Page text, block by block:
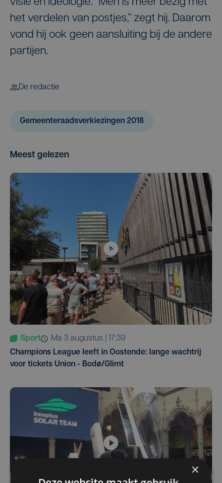
het verdelen van postjes,” zegt hij. Daarom
vond hij ook geen aansluiting bij de andere
partijen.
De redactie
Gemeenteraadsverkiezingen 2018
Meest gelezen
Sport
ma 3 augustus | 17:39
Champions League leeft in Oostende: lange wachtrij
voor tickets Union - Bodø/Glimt
×